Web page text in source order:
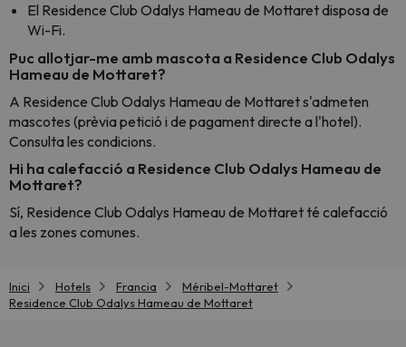
El Residence Club Odalys Hameau de Mottaret disposa de
Wi-Fi.
Puc allotjar-me amb mascota a Residence Club Odalys
Hameau de Mottaret?
A Residence Club Odalys Hameau de Mottaret s'admeten
mascotes (prèvia petició i de pagament directe a l'hotel).
Consulta les condicions.
Hi ha calefacció a Residence Club Odalys Hameau de
Mottaret?
Sí, Residence Club Odalys Hameau de Mottaret té calefacció
a les zones comunes.
Inici Hotels Francia
Méribel-Mottaret
Residence Club Odalys Hameau de Mottaret